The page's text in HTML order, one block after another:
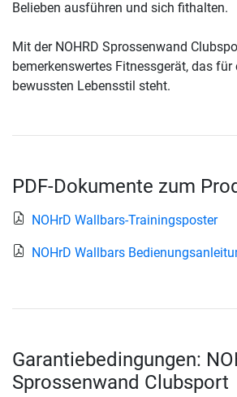
Belieben ausführen und sich fithalten.
Mit der NOHRD Sprossenwand
bemerkenswertes Fitnessgerät, das für
bewussten Lebensstil steht.
PDF-Dokumente zum
NOHrD Wallbars-Trainingsposter
NOHrD Wallbars
Garantiebedingungen:
Sprossenwand Clubsport